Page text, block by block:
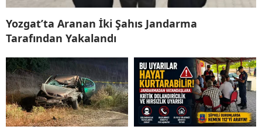
Yozgat’ta Aranan İki Şahıs Jandarma
Tarafından Yakalandı